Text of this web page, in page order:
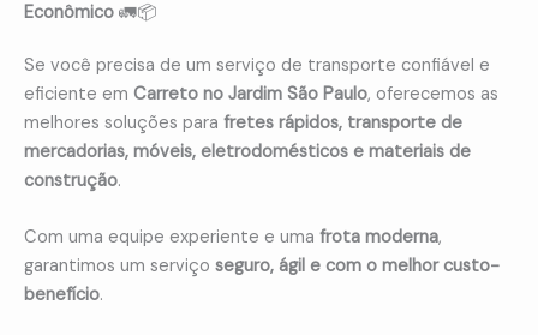
Econômico 🚛📦
Se você precisa de um serviço de transporte confiável e
eficiente em Carreto no Jardim São Paulo, oferecemos as
melhores soluções para fretes rápidos, transporte de
mercadorias, móveis, eletrodomésticos e materiais de
construção.
Com uma equipe experiente e uma frota moderna,
garantimos um serviço seguro, ágil e com o melhor custo-
benefício.